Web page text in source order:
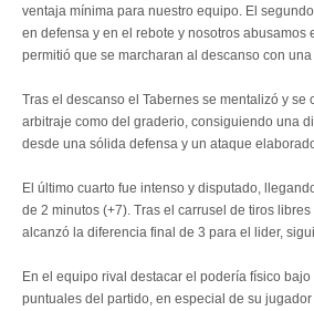
ventaja mínima para nuestro equipo. El
en defensa y en el rebote y nosotros
permitió que se marcharan al descanso con
Tras el descanso el Tabernes se mentalizó y
arbitraje como del graderio, consiguiendo una
desde una sólida defensa y un ataque
El último cuarto fue intenso y disputado,
de 2 minutos (+7). Tras el carrusel de tiros
alcanzó la diferencia final de 3 para el lider,
En el equipo rival destacar el podería físico
puntuales del partido, en especial de su